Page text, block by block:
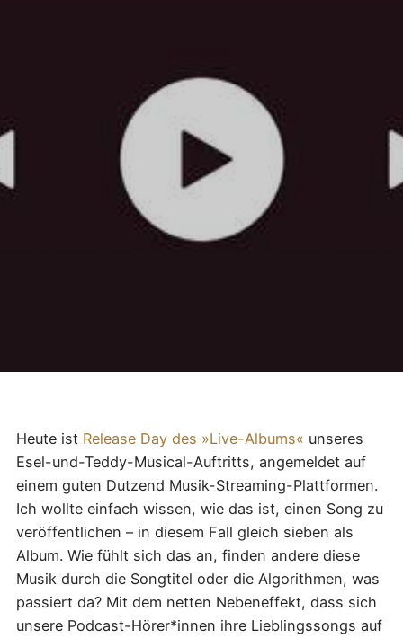
Heute ist Release Day des »Live-Albums« unseres
Esel-und-Teddy-Musical-Auftritts, angemeldet auf
einem guten Dutzend Musik-Streaming-Plattformen.
Ich wollte einfach wissen, wie das ist, einen Song zu
veröffentlichen – in diesem Fall gleich sieben als
Album. Wie fühlt sich das an, finden andere diese
Musik durch die Songtitel oder die Algorithmen, was
passiert da? Mit dem netten Nebeneffekt, dass sich
unsere Podcast-Hörer*innen ihre Lieblingssongs auf